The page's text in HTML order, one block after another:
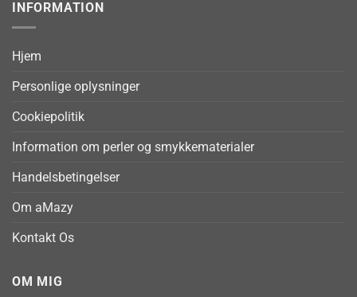
INFORMATION
Hjem
Personlige oplysninger
Cookiepolitik
Information om perler og smykkematerialer
Handelsbetingelser
Om aMazy
Kontakt Os
OM MIG